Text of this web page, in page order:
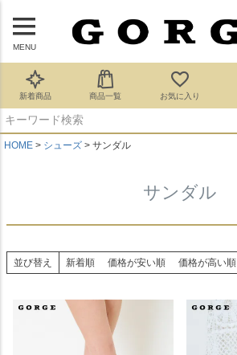
MENU
新着商品 商品一覧 お気に入り
HOME シューズ サンダル
サンダル
並び替え 新着順 価格が安い順 価格が高い順